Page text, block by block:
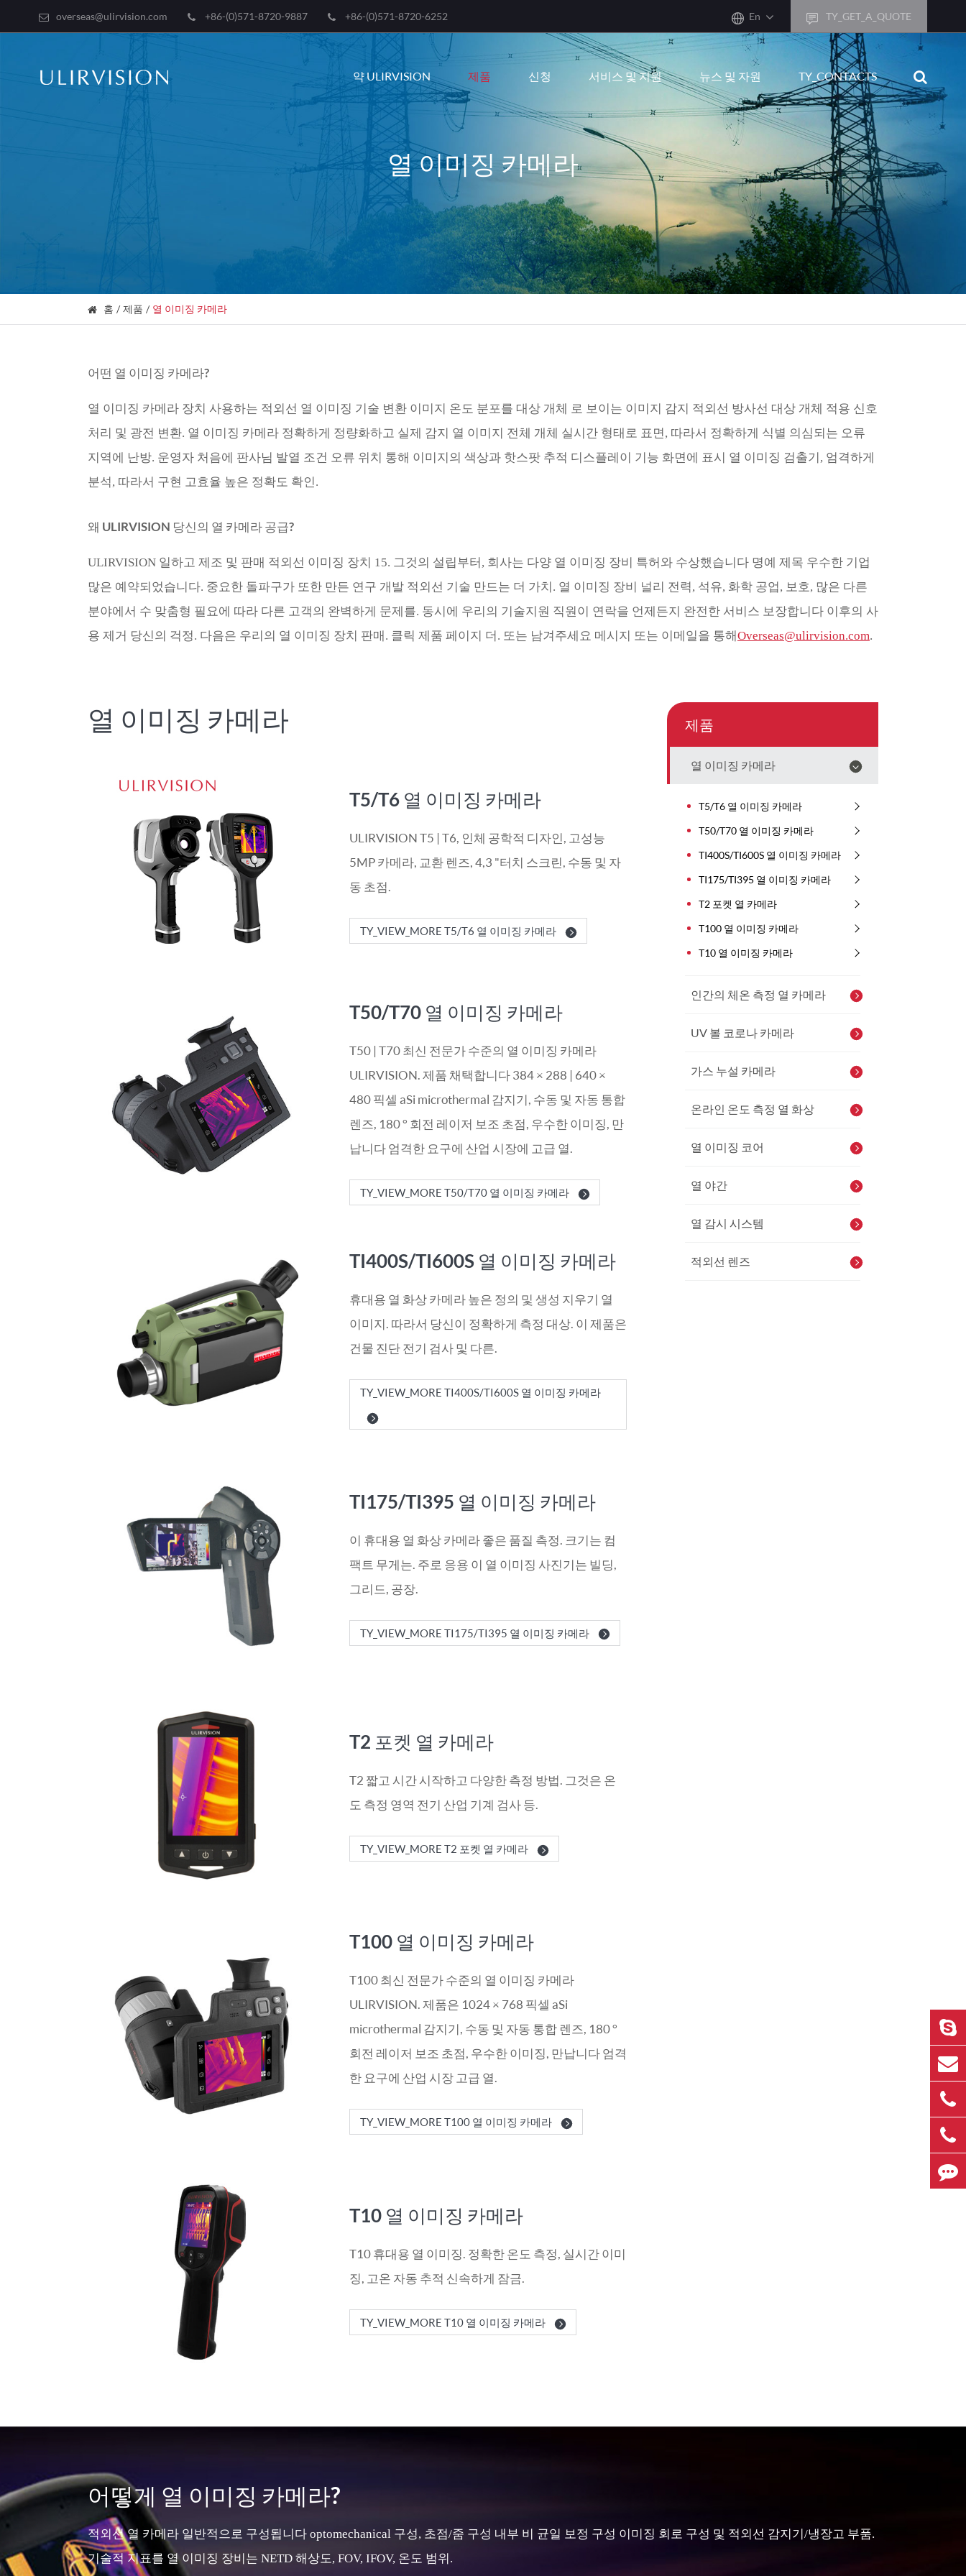
overseas@ulirvision.com +86-(0)571-8720-9887 +86-(0)571-8720-6252 En
English
한국어
français
Deutsch
Español
русский
português
TY_CHINAS
TY_GET_A_QUOTE
약 ULIRVISION 제품 신청 서비스 및 지원 뉴스 및 자원 TY_CONTACTS
열 이미징 카메라
홈 제품 열 이미징 카메라
어떤 열 이미징 카메라?
열 이미징 카메라 장치 사용하는 적외선 열 이미징 기술 변환 이미지 온도 분포를 대상 개체 로 보이는 이미지 감지 적외선 방사선 대상 개체 적용 신호
처리 및 광전 변환. 열 이미징 카메라 정확하게 정량화하고 실제 감지 열 이미지 전체 개체 실시간 형태로 표면, 따라서 정확하게 식별 의심되는 오류
지역에 난방. 운영자 처음에 판사님 발열 조건 오류 위치 통해 이미지의 색상과 핫스팟 추적 디스플레이 기능 화면에 표시 열 이미징 검출기, 엄격하게
분석, 따라서 구현 고효율 높은 정확도 확인.
왜 ULIRVISION 당신의 열 카메라 공급?
ULIRVISION 일하고 제조 및 판매 적외선 이미징 장치 15. 그것의 설립부터, 회사는 다양 열 이미징 장비 특허와 수상했습니다 명예 제목 우수한 기업
많은 예약되었습니다. 중요한 돌파구가 또한 만든 연구 개발 적외선 기술 만드는 더 가치. 열 이미징 장비 널리 전력, 석유, 화학 공업, 보호, 많은 다른
분야에서 수 맞춤형 필요에 따라 다른 고객의 완벽하게 문제를. 동시에 우리의 기술지원 직원이 연락을 언제든지 완전한 서비스 보장합니다 이후의 사
용 제거 당신의 걱정. 다음은 우리의 열 이미징 장치 판매. 클릭 제품 페이지 더. 또는 남겨주세요 메시지 또는 이메일을 통해Overseas@ulirvision.com.
열 이미징 카메라
T5/T6 열 이미징 카메라
ULIRVISION T5 | T6, 인체 공학적 디자인, 고성능
5MP 카메라, 교환 렌즈, 4,3 "터치 스크린, 수동 및 자
동 초점.
TY_VIEW_MORE T5/T6 열 이미징 카메라
T50/T70 열 이미징 카메라
T50 | T70 최신 전문가 수준의 열 이미징 카메라
ULIRVISION. 제품 채택합니다 384 × 288 | 640 ×
480 픽셀 aSi microthermal 감지기, 수동 및 자동 통합
렌즈, 180 ° 회전 레이저 보조 초점, 우수한 이미징, 만
납니다 엄격한 요구에 산업 시장에 고급 열.
TY_VIEW_MORE T50/T70 열 이미징 카메라
TI400S/TI600S 열 이미징 카메라
휴대용 열 화상 카메라 높은 정의 및 생성 지우기 열
이미지. 따라서 당신이 정확하게 측정 대상. 이 제품은
건물 진단 전기 검사 및 다른.
TY_VIEW_MORE TI400S/TI600S 열 이미징 카메라
TI175/TI395 열 이미징 카메라
이 휴대용 열 화상 카메라 좋은 품질 측정. 크기는 컴
팩트 무게는. 주로 응용 이 열 이미징 사진기는 빌딩,
그리드, 공장.
TY_VIEW_MORE TI175/TI395 열 이미징 카메라
T2 포켓 열 카메라
T2 짧고 시간 시작하고 다양한 측정 방법. 그것은 온
도 측정 영역 전기 산업 기계 검사 등.
TY_VIEW_MORE T2 포켓 열 카메라
T100 열 이미징 카메라
T100 최신 전문가 수준의 열 이미징 카메라
ULIRVISION. 제품은 1024 × 768 픽셀 aSi
microthermal 감지기, 수동 및 자동 통합 렌즈, 180 °
회전 레이저 보조 초점, 우수한 이미징, 만납니다 엄격
한 요구에 산업 시장 고급 열.
TY_VIEW_MORE T100 열 이미징 카메라
T10 열 이미징 카메라
T10 휴대용 열 이미징. 정확한 온도 측정, 실시간 이미
징, 고온 자동 추적 신속하게 잠금.
TY_VIEW_MORE T10 열 이미징 카메라
제품
열 이미징 카메라
T5/T6 열 이미징 카메라
T50/T70 열 이미징 카메라
TI400S/TI600S 열 이미징 카메라
TI175/TI395 열 이미징 카메라
T2 포켓 열 카메라
T100 열 이미징 카메라
T10 열 이미징 카메라
인간의 체온 측정 열 카메라
UV 볼 코로나 카메라
가스 누설 카메라
온라인 온도 측정 열 화상
열 이미징 코어
열 야간
열 감시 시스템
적외선 렌즈
어떻게 열 이미징 카메라?
적외선 열 카메라 일반적으로 구성됩니다 optomechanical 구성, 초점/줌 구성 내부 비 균일 보정 구성 이미징 회로 구성 및 적외선 감지기/냉장고 부품.
기술적 지표를 열 이미징 장비는 NETD 해상도, FOV, IFOV, 온도 범위.